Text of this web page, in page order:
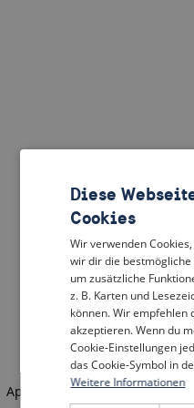
Application error: a client-
Diese
Cookies
Wir verwenden
wir dir die
um zusätzliche
z. B. Karten und
können. Wir empfehlen
akzeptieren. Wenn du
Cookie-Einstellungen
das Cookie-Symbol in
Weitere Informationen